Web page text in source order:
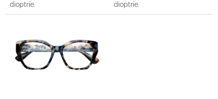
dioptrie.
dioptrie.